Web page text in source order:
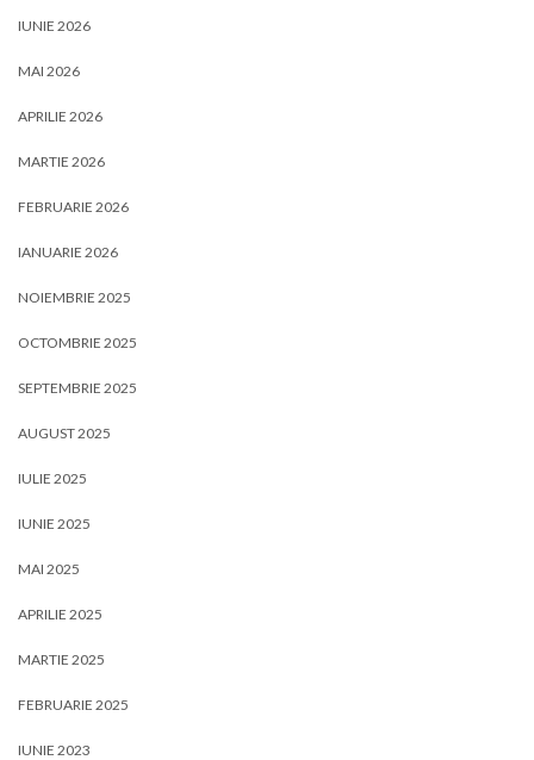
IUNIE 2026
MAI 2026
APRILIE 2026
MARTIE 2026
FEBRUARIE 2026
IANUARIE 2026
NOIEMBRIE 2025
OCTOMBRIE 2025
SEPTEMBRIE 2025
AUGUST 2025
IULIE 2025
IUNIE 2025
MAI 2025
APRILIE 2025
MARTIE 2025
FEBRUARIE 2025
IUNIE 2023